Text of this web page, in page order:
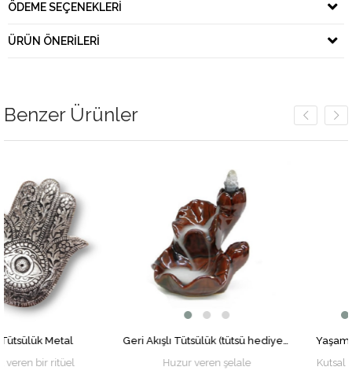
ÖDEME SEÇENEKLERI
ÜRÜN ÖNERILERI
Benzer Ürünler
Geri Akışlı Tütsülük (tütsü hediyeli)
Huzur veren şelale
Yaşam Çiçeği
Kutsal Geometri